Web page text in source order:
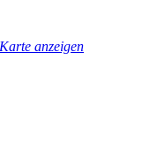
anzeigen